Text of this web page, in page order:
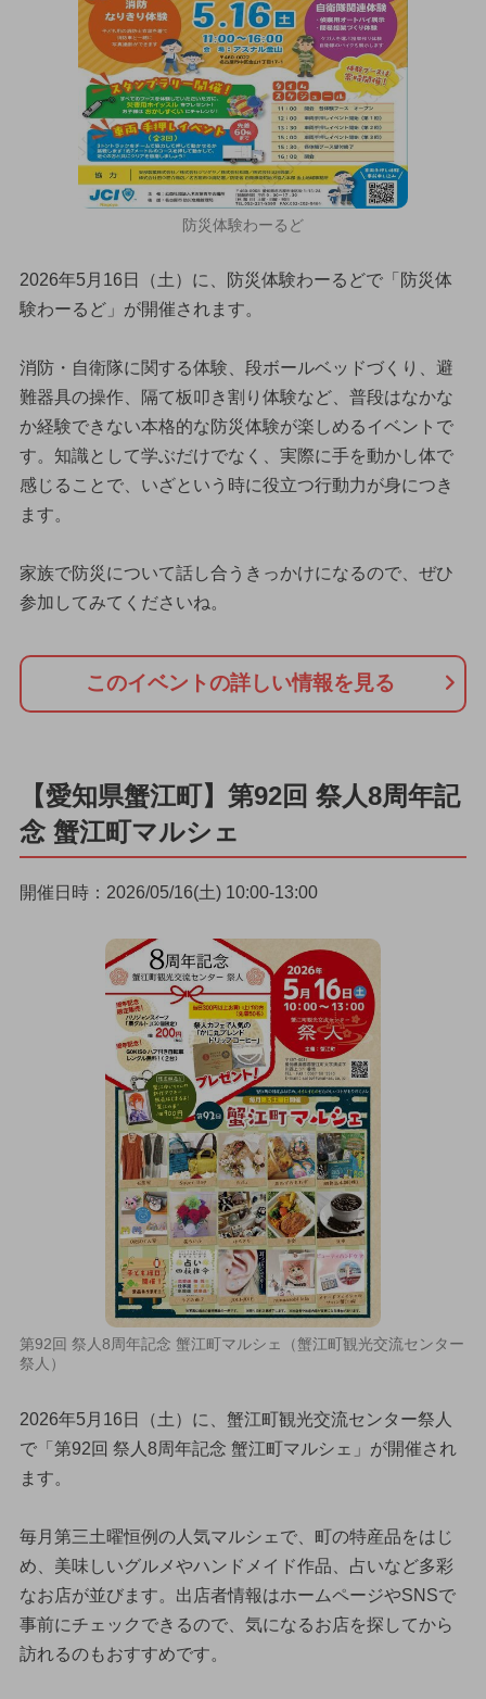
防災体験わーるど
2026年5月16日（土）に、防災体験わーるどで「防災体
験わーるど」が開催されます。
消防・自衛隊に関する体験、段ボールベッドづくり、避
難器具の操作、隔て板叩き割り体験など、普段はなかな
か経験できない本格的な防災体験が楽しめるイベントで
す。知識として学ぶだけでなく、実際に手を動かし体で
感じることで、いざという時に役立つ行動力が身につき
ます。
家族で防災について話し合うきっかけになるので、ぜひ
参加してみてくださいね。
このイベントの詳しい情報を見る
【愛知県蟹江町】第92回 祭人8周年記
念 蟹江町マルシェ
開催日時：2026/05/16(土) 10:00-13:00
第92回 祭人8周年記念 蟹江町マルシェ（蟹江町観光交流センター
祭人）
2026年5月16日（土）に、蟹江町観光交流センター祭人
で「第92回 祭人8周年記念 蟹江町マルシェ」が開催され
ます。
毎月第三土曜恒例の人気マルシェで、町の特産品をはじ
め、美味しいグルメやハンドメイド作品、占いなど多彩
なお店が並びます。出店者情報はホームページやSNSで
事前にチェックできるので、気になるお店を探してから
訪れるのもおすすめです。